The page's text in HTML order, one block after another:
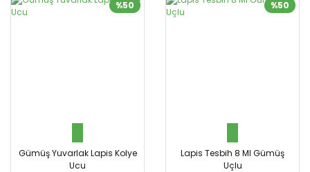
%50
Gümüş Yuvarlak Lapis Kolye
Ucu
%50
Lapis Tesbih 8 Ml Gümüş
Uçlu